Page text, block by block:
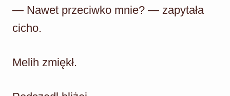
— Nawet przeciwko mnie? — zapytała
cicho.
Melih zmiękł.